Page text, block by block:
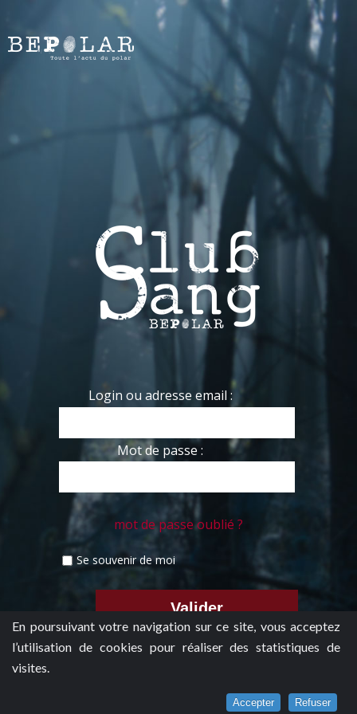
En poursuivant votre navigation sur ce site, vous acceptez
l’utilisation de cookies pour réaliser des statistiques de
visites.
Accepter Refuser
Login ou adresse email :
Mot de passe :
mot de passe oublié ?
Se souvenir de moi